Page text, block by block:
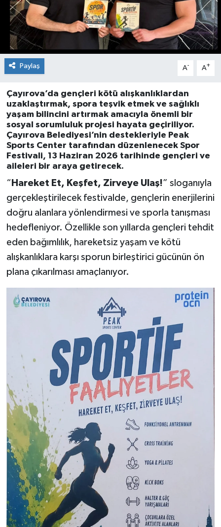
Paylaş A- A+
Çayırova’da gençleri kötü alışkanlıklardan
uzaklaştırmak, spora teşvik etmek ve sağlıklı
yaşam bilincini artırmak amacıyla önemli bir
sosyal sorumluluk projesi hayata geçiriliyor.
Çayırova Belediyesi’nin destekleriyle Peak
Sports Center tarafından düzenlenecek Spor
Festivali, 13 Haziran 2026 tarihinde gençleri ve
aileleri bir araya getirecek.
“ Hareket Et, Keşfet, Zirveye Ulaş!” sloganıyla
gerçekleştirilecek festivalde, gençlerin enerjilerini
doğru alanlara yönlendirmesi ve sporla tanışması
hedefleniyor. Özellikle son yıllarda gençleri tehdit
eden bağımlılık, hareketsiz yaşam ve kötü
alışkanlıklara karşı sporun birleştirici gücünün ön
plana çıkarılması amaçlanıyor.